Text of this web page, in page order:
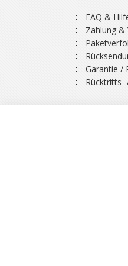
FAQ &
Zahlung &
Garantie /
Rücktritts-